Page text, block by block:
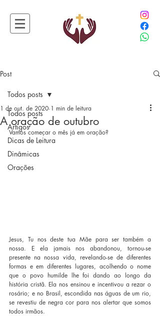
Post
Todos posts
Artigos
Dicas de Leitura
Dinâmicas
Orações
Todos posts
A oração de outubro
1 de out. de 2020 1 min de leitura
Vamos começar o mês já em oração?
Jesus, Tu nos deste tua Mãe para ser também a
nossa. E ela jamais nos abandonou, tornou-se
presente na nossa vida, revelando-se de diferentes
formas e em diferentes lugares, acolhendo o nome
que o povo humilde lhe foi dando ao longo da
história cristã. Ela nos ensinou e incentivou a rezar o
rosário; e no Brasil, escondida nas águas de um rio,
se revestiu de negra cor para nos alertar que somos
todos irmãos.